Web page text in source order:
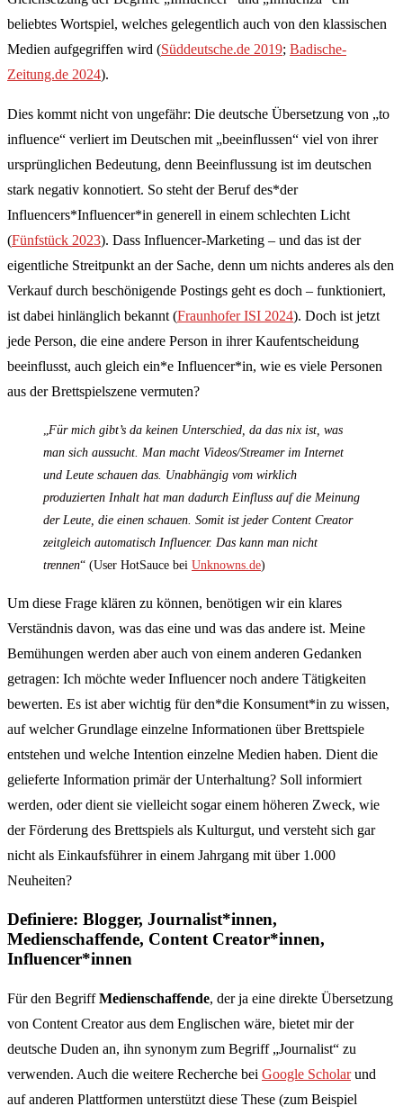
beliebtes Wortspiel, welches gelegentlich auch von den klassischen
Medien aufgegriffen wird (Süddeutsche.de 2019; Badische-
Zeitung.de 2024).
Dies kommt nicht von ungefähr: Die deutsche Übersetzung von „to
influence“ verliert im Deutschen mit „beeinflussen“ viel von ihrer
ursprünglichen Bedeutung, denn Beeinflussung ist im deutschen
stark negativ konnotiert. So steht der Beruf des*der
Influencers*Influencer*in generell in einem schlechten Licht
(Fünfstück 2023). Dass Influencer-Marketing – und das ist der
eigentliche Streitpunkt an der Sache, denn um nichts anderes als den
Verkauf durch beschönigende Postings geht es doch – funktioniert,
ist dabei hinlänglich bekannt (Fraunhofer ISI 2024). Doch ist jetzt
jede Person, die eine andere Person in ihrer Kaufentscheidung
beeinflusst, auch gleich ein*e Influencer*in, wie es viele Personen
aus der Brettspielszene vermuten?
Für mich gibt’s da keinen Unterschied, da das nix ist, was
man sich aussucht. Man macht Videos/Streamer im Internet
und Leute schauen das. Unabhängig vom wirklich
produzierten Inhalt hat man dadurch Einfluss auf die Meinung
der Leute, die einen schauen. Somit ist jeder Content Creator
zeitgleich automatisch Influencer. Das kann man nicht
trennen“ (User HotSauce bei Unknowns.de)
Um diese Frage klären zu können, benötigen wir ein klares
Verständnis davon, was das eine und was das andere ist. Meine
Bemühungen werden aber auch von einem anderen Gedanken
getragen: Ich möchte weder Influencer noch andere Tätigkeiten
bewerten. Es ist aber wichtig für den*die Konsument*in zu wissen,
auf welcher Grundlage einzelne Informationen über Brettspiele
entstehen und welche Intention einzelne Medien haben. Dient die
gelieferte Information primär der Unterhaltung? Soll informiert
werden, oder dient sie vielleicht sogar einem höheren Zweck, wie
der Förderung des Brettspiels als Kulturgut, und versteht sich gar
nicht als Einkaufsführer in einem Jahrgang mit über 1.000
Neuheiten?
Definiere: Blogger, Journalist*innen,
Medienschaffende, Content Creator*innen,
Influencer*innen
Für den BegriffMedienschaffende, der ja eine direkte Übersetzung
von Content Creator aus dem Englischen wäre, bietet mir der
deutsche Duden an, ihn synonym zum Begriff „Journalist“ zu
verwenden. Auch die weitere Recherche bei Google Scholarund
auf anderen Plattformen unterstützt diese These (zum Beispiel